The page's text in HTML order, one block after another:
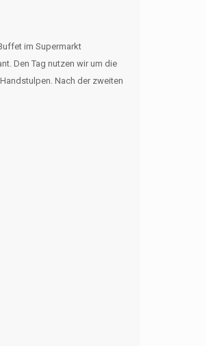
im Supermarkt
Den Tag nutzen wir um die
Nach der zweiten